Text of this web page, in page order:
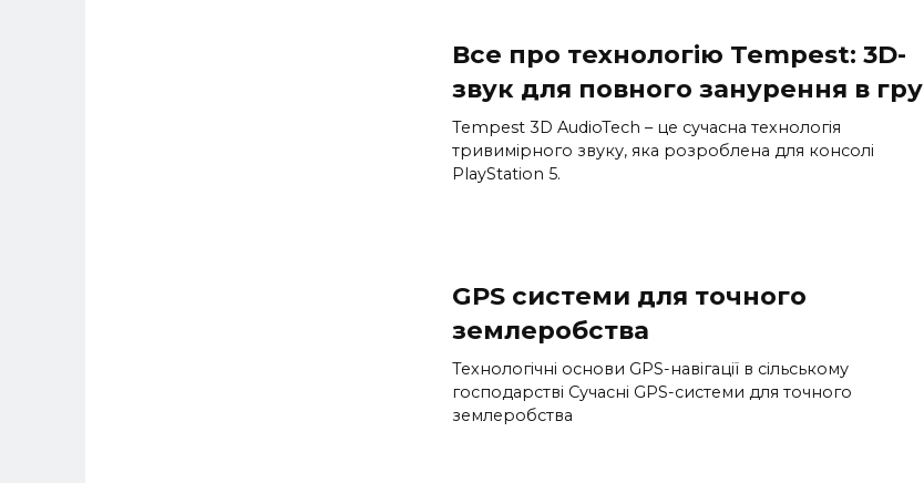
Все про технологію Tempest: 3D-
звук для повного занурення в гру
Tempest 3D AudioTech – це сучасна технологія
тривимірного звуку, яка розроблена для консолі
PlayStation 5.
GPS системи для точного
землеробства
Технологічні основи GPS-навігації в сільському
господарстві Сучасні GPS-системи для точного
землеробства